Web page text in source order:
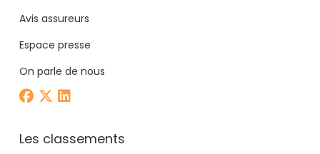
Avis assureurs
Espace presse
On parle de nous
Les classements